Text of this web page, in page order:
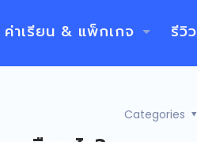
ค่าเรียน & แพ็กเกจ รีวิว
Categories